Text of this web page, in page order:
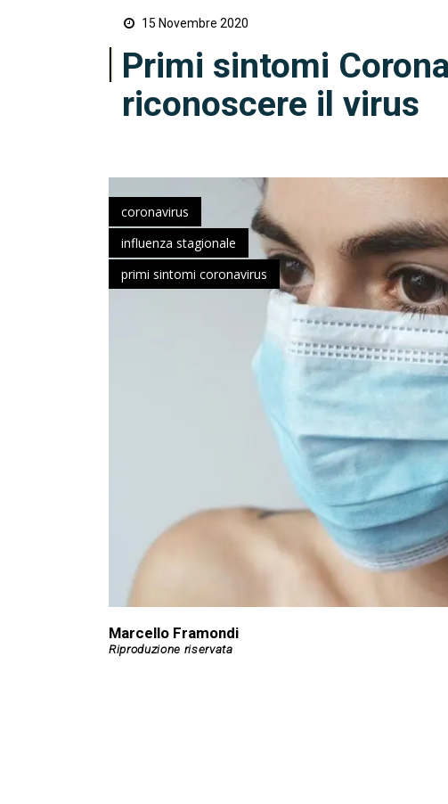
15 Novembre 2020
Primi sintomi
riconoscere il virus
coronavirus
influenza stagionale
primi sintomi coronavirus
Marcello Framondi